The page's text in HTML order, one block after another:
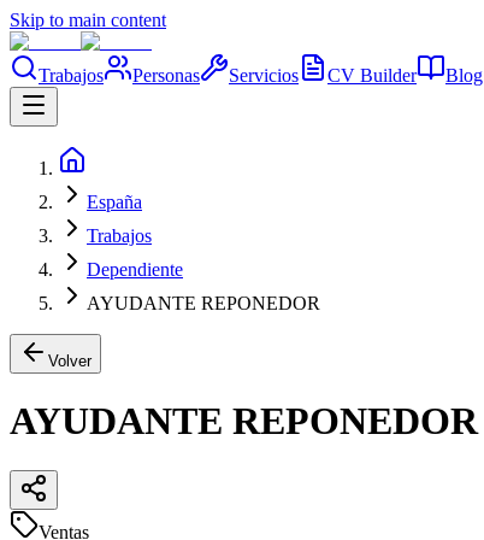
Skip to main content
Trabajos Personas Servicios CV Builder Blog
España
Trabajos
Dependiente
AYUDANTE REPONEDOR
Volver
AYUDANTE REPONEDOR
Ventas